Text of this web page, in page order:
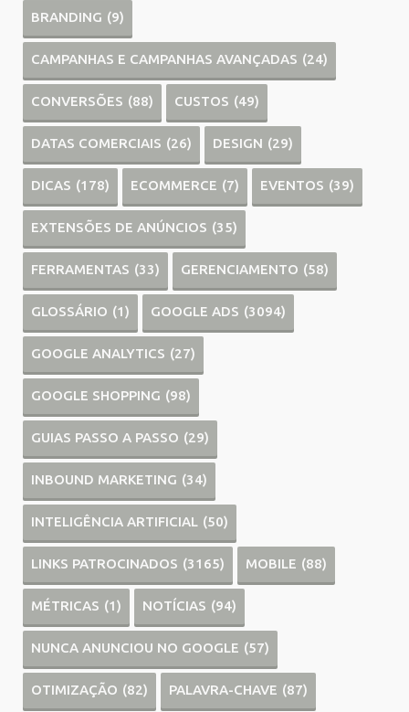
BRANDING (9)
CAMPANHAS E CAMPANHAS AVANÇADAS (24)
CONVERSÕES (88) CUSTOS (49)
DATAS COMERCIAIS (26) DESIGN (29)
DICAS (178) ECOMMERCE (7) EVENTOS (39)
EXTENSÕES DE ANÚNCIOS (35)
FERRAMENTAS (33) GERENCIAMENTO (58)
GLOSSÁRIO (1) GOOGLE ADS (3094)
GOOGLE ANALYTICS (27)
GOOGLE SHOPPING (98)
GUIAS PASSO A PASSO (29)
INBOUND MARKETING (34)
INTELIGÊNCIA ARTIFICIAL (50)
LINKS PATROCINADOS (3165) MOBILE (88)
MÉTRICAS (1) NOTÍCIAS (94)
NUNCA ANUNCIOU NO GOOGLE (57)
OTIMIZAÇÃO (82) PALAVRA-CHAVE (87)